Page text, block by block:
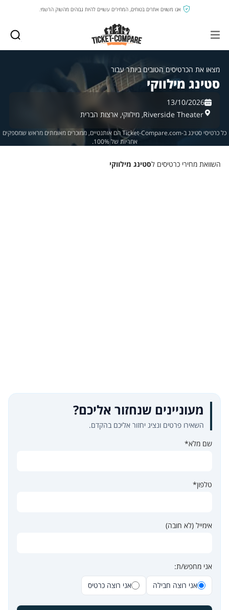
אנו משווים אתרים בטוחים, המחירים עשויים להיות גבוהים מהשוק הרשמי.
מצאו את הכרטיסים הטובים ביותר עבור
סטינג מילווקי
13/10/2026
Riverside Theater, מילווקי, ארצות הברית
כל כרטיסי סטינג ב-Ticket-Compare.com הם אותנטיים, ממוכרים מאומתים מראש שמספקים
אחריות של 100%.
השוואת מחירי כרטיסים לסטינג מילווקי
מעוניינים שנחזור אליכם?
השאירו פרטים ונציג יחזור אליכם בהקדם.
שם מלא*
טלפון*
אימייל (לא חובה)
אני מחפש/ת:
אני רוצה חבילה
אני רוצה כרטיס